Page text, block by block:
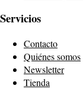
Servicios
Contacto
Quiénes somos
Newsletter
Tienda